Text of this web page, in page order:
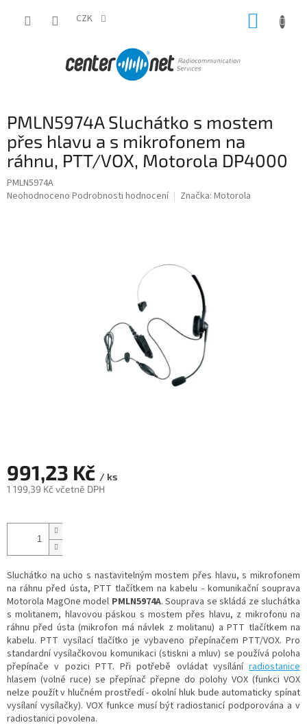
CZK
PMLN5974A Sluchátko s mostem
přes hlavu a s mikrofonem na
ráhnu, PTT/VOX, Motorola DP4000
PMLN5974A
Průměrné
Neohodnoceno Podrobnosti hodnocení Značka: Motorola
991,23 Kč / ks
1 199,39 Kč včetně DPH
cena:
Sluchátko na ucho s nastavitelným mostem přes hlavu, s mikrofonem
na ráhnu před ústa, PTT tlačítkem na kabelu - komunikační souprava
Motorola MagOne model PMLN5974A. Souprava se skládá ze sluchátka
s molitanem, hlavovou páskou s mostem přes hlavu, z mikrofonu na
ráhnu před ústa (mikrofon má návlek z molitanu) a PTT tlačítkem na
kabelu. PTT vysílací tlačítko je vybaveno přepínačem PTT/VOX. Pro
standardní vysílačkovou komunikaci (stiskni a mluv) se používá poloha
přepínače v pozici PTT. Při potřebě ovládat vysílání radiostanice
hlasem (volné ruce) se přepínač přepne do polohy VOX (funkci VOX
nelze použít v hlučném prostředí - okolní hluk bude automaticky spínat
vysílaní vysílačky). VOX funkce musí být radiostanicí podporována a v
radiostanici povolena.